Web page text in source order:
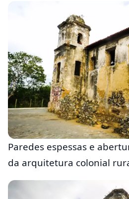
Paredes espessas e
da arquitetura colonial